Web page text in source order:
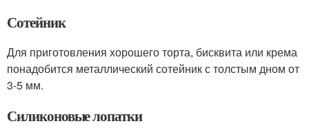
Сотейник
Для приготовления хорошего торта, бисквита или крема
понадобится металлический сотейник с толстым дном от
3-5 мм.
Силиконовые лопатки